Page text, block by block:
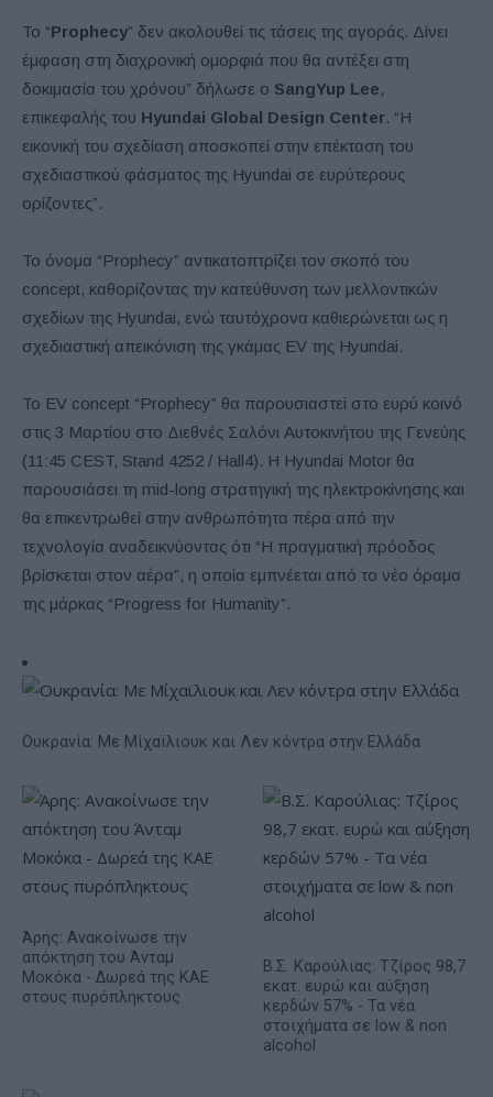
Το “Prophecy” δεν ακολουθεί τις τάσεις της αγοράς. Δίνει
έμφαση στη διαχρονική ομορφιά που θα αντέξει στη
δοκιμασία του χρόνου” δήλωσε ο SangYup Lee,
επικεφαλής του Hyundai Global Design Center. “Η
εικονική του σχεδίαση αποσκοπεί στην επέκταση του
σχεδιαστικού φάσματος της Hyundai σε ευρύτερους
ορίζοντες”.
Το όνομα “Prophecy” αντικατοπτρίζει τον σκοπό του
concept, καθορίζοντας την κατεύθυνση των μελλοντικών
σχεδίων της Hyundai, ενώ ταυτόχρονα καθιερώνεται ως η
σχεδιαστική απεικόνιση της γκάμας EV της Hyundai.
Το EV concept “Prophecy” θα παρουσιαστεί στο ευρύ κοινό
στις 3 Μαρτίου στο Διεθνές Σαλόνι Αυτοκινήτου της Γενεύης
(11:45 CEST, Stand 4252 / Hall4). Η Hyundai Motor θα
παρουσιάσει τη mid-long στρατηγική της ηλεκτροκίνησης και
θα επικεντρωθεί στην ανθρωπότητα πέρα ​​από την
τεχνολογία αναδεικνύοντας ότι “Η πραγματική πρόοδος
βρίσκεται στον αέρα”, η οποία εμπνέεται από το νέο όραμα
της μάρκας “Progress for Humanity”.
Ουκρανία: Με Μίχαϊλιουκ και Λεν κόντρα στην Ελλάδα
Άρης: Ανακοίνωσε την
απόκτηση του Άνταμ
Μοκόκα - Δωρεά της ΚΑΕ
στους πυρόπληκτους
Β.Σ. Καρούλιας: Τζίρος 98,7
εκατ. ευρώ και αύξηση
κερδών 57% - Τα νέα
στοιχήματα σε low & non
alcohol